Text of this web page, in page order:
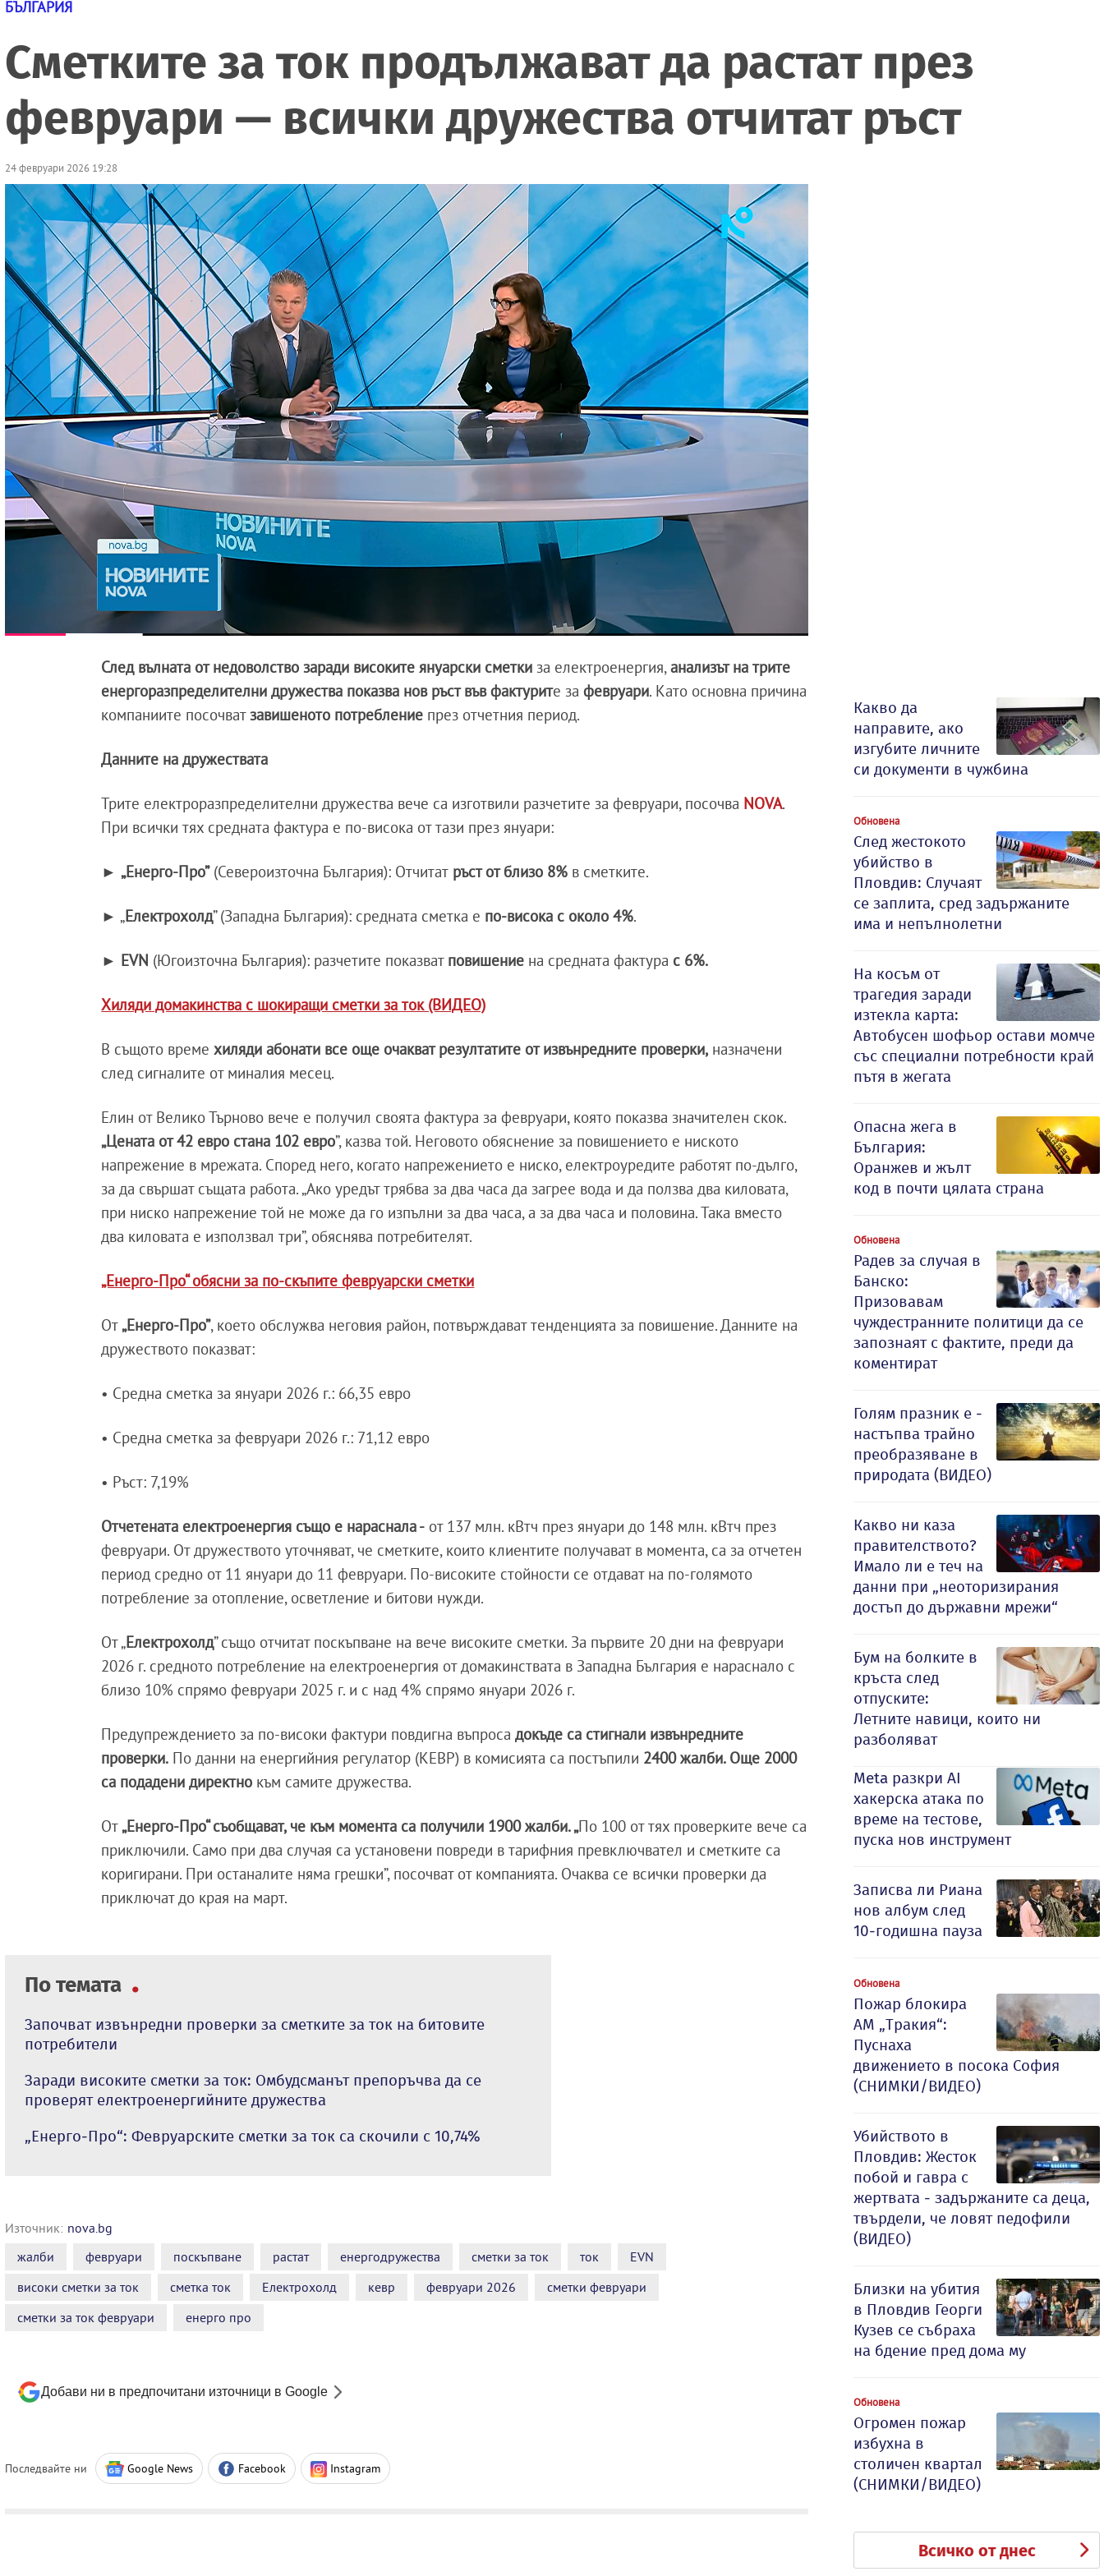
БЪЛГАРИЯ
Сметките за ток продължават да растат през
февруари — всички дружества отчитат ръст
24 февруари 2026 19:28
След вълната от недоволство заради високите януарски сметки за електроенергия,анализът на трите
енергоразпределителни дружества показва нов ръст във фактурите зафевруари. Като основна причина
компаниите посочватзавишеното потребление през отчетния период.
Данните на дружествата
Трите електроразпределителни дружества вече са изготвили разчетите за февруари, посочва NOVA.
При всички тях средната фактура е по-висока от тази през януари:
►„Енерго-Про”(Североизточна България): Отчитат ръст от близо 8% в сметките.
► „Електрохолд” (Западна България): средната сметка е по-висока с около 4%.
► EVN (Югоизточна България): разчетите показват повишение на средната фактура с 6%.
Хиляди домакинства с шокиращи сметки за ток (ВИДЕО)
В същото време хиляди абонати все още очакват резултатите от извънредните проверки, назначени
след сигналите от миналия месец.
Елин от Велико Търново вече е получил своята фактура за февруари, която показва значителен скок.
„Цената от 42 евро стана 102 евро”, казва той. Неговото обяснение за повишението е ниското
напрежение в мрежата. Според него, когато напрежението е ниско, електроуредите работят по-дълго,
за да свършат същата работа. „Ако уредът трябва за два часа да загрее вода и да ползва два киловата,
при ниско напрежение той не може да го изпълни за два часа, а за два часа и половина. Така вместо
два киловата е използвал три”, обяснява потребителят.
„Енерго-Про“ обясни за по-скъпите февруарски сметки
От„Енерго-Про”, което обслужва неговия район, потвърждават тенденцията за повишение. Данните на
дружеството показват:
• Средна сметка за януари 2026 г.: 66,35 евро
• Средна сметка за февруари 2026 г.: 71,12 евро
• Ръст: 7,19%
Отчетената електроенергия също е нараснала - от 137 млн. кВтч през януари до 148 млн. кВтч през
февруари. От дружеството уточняват, че сметките, които клиентите получават в момента, са за отчетен
период средно от 11 януари до 11 февруари. По-високите стойности се отдават на по-голямото
потребление за отопление, осветление и битови нужди.
От „Електрохолд” също отчитат поскъпване на вече високите сметки. За първите 20 дни на февруари
2026 г. средното потребление на електроенергия от домакинствата в Западна България е нараснало с
близо 10% спрямо февруари 2025 г. и с над 4% спрямо януари 2026 г.
Предупреждението за по-високи фактури повдигна въпросадокъде са стигнали извънредните
проверки. По данни на енергийния регулатор (КЕВР) в комисията са постъпили 2400 жалби. Още 2000
са подадени директно към самите дружества.
От„Енерго-Про“ съобщават, че към момента са получили 1900 жалби. „По 100 от тях проверките вече са
приключили. Само при два случая са установени повреди в тарифния превключвател и сметките са
коригирани. При останалите няма грешки”, посочват от компанията. Очаква се всички проверки да
приключат до края на март.
По темата
Започват извънредни проверки за сметките за ток на битовите
потребители
Заради високите сметки за ток: Омбудсманът препоръчва да се
проверят електроенергийните дружества
„Енерго-Про“: Февруарските сметки за ток са скочили с 10,74%
Източник: nova.bg
жалби
февруари поскъпване растат енергодружества сметки за ток ток
EVN
високи сметки за ток
сметка ток Електрохолд кевр февруари 2026
сметки февруари
сметки за ток февруари
енерго про
Добави ни в предпочитани източници в Google
Последвайте ни Google News Facebook Instagram
Какво да
направите, ако
изгубите личните
си документи в чужбина
Обновена
След жестокото
убийство в
Пловдив: Случаят
се заплита, сред задържаните
има и непълнолетни
На косъм от
трагедия заради
изтекла карта:
Автобусен шофьор остави момче
със специални потребности край
пътя в жегата
Опасна жега в
България:
Оранжев и жълт
код в почти цялата страна
Обновена
Радев за случая в
Банско:
Призовавам
чуждестранните политици да се
запознаят с фактите, преди да
коментират
Голям празник е -
настъпва трайно
преобразяване в
природата (ВИДЕО)
Какво ни каза
правителството?
Имало ли е теч на
данни при „неоторизирания
достъп до държавни мрежи“
Бум на болките в
кръста след
отпуските:
Летните навици, които ни
разболяват
Meta разкри AI
хакерска атака по
време на тестове,
пуска нов инструмент
Записва ли Риана
нов албум след
10-годишна пауза
Обновена
Пожар блокира
АМ „Тракия“:
Пуснаха
движението в посока София
(СНИМКИ/ВИДЕО)
Убийството в
Пловдив: Жесток
побой и гавра с
жертвата - задържаните са деца,
твърдели, че ловят педофили
(ВИДЕО)
Близки на убития
в Пловдив Георги
Кузев се събраха
на бдение пред дома му
Обновена
Огромен пожар
избухна в
столичен квартал
(СНИМКИ/ВИДЕО)
Всичко от днес